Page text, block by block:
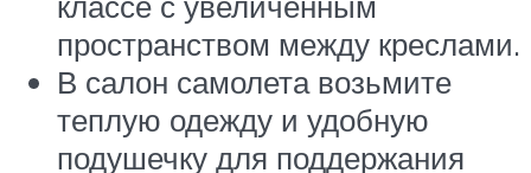
пространством между креслами.
В салон самолета возьмите
теплую одежду и удобную
подушечку для поддержания